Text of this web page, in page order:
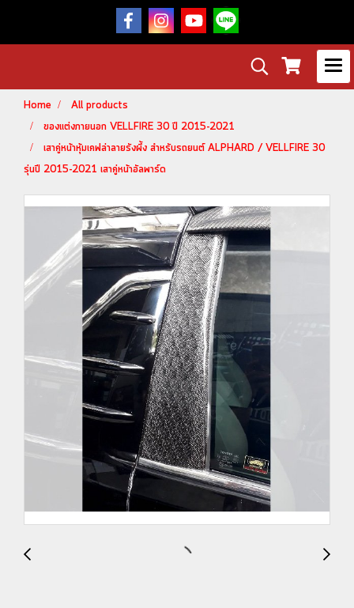
Home
All products
ของแต่งภายนอก VELLFIRE 30 ปี 2015-2021
เสาคู่หน้าหุ้มเคฟล่าลายรังผึ้ง สำหรับรถยนต์ ALPHARD / VELLFIRE 30
รุ่นปี 2015-2021 เสาคู่หน้าอัลพาร์ด